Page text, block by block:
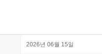
2026년 06월 15일